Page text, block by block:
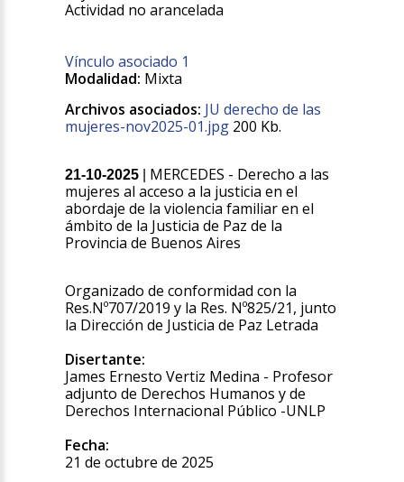
Actividad no arancelada
Vínculo asociado 1
Modalidad: Mixta
Archivos asociados: JU derecho de las
mujeres-nov2025-01.jpg 200 Kb.
21-10-2025
MERCEDES - Derecho a las
mujeres al acceso a la justicia en el
abordaje de la violencia familiar en el
ámbito de la Justicia de Paz de la
Provincia de Buenos Aires
Organizado de conformidad con la
Res.Nº707/2019 y la Res. Nº825/21, junto
la Dirección de Justicia de Paz Letrada
Disertante:
James Ernesto Vertiz Medina - Profesor
adjunto de Derechos Humanos y de
Derechos Internacional Público -UNLP
Fecha:
21 de octubre de 2025